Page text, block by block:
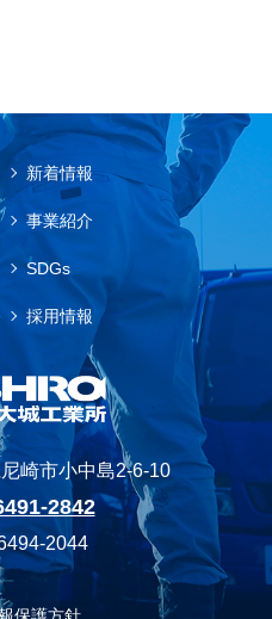
新着情報
事業紹介
SDGs
採用情報
崎市小中島2-6-10
2842
2044